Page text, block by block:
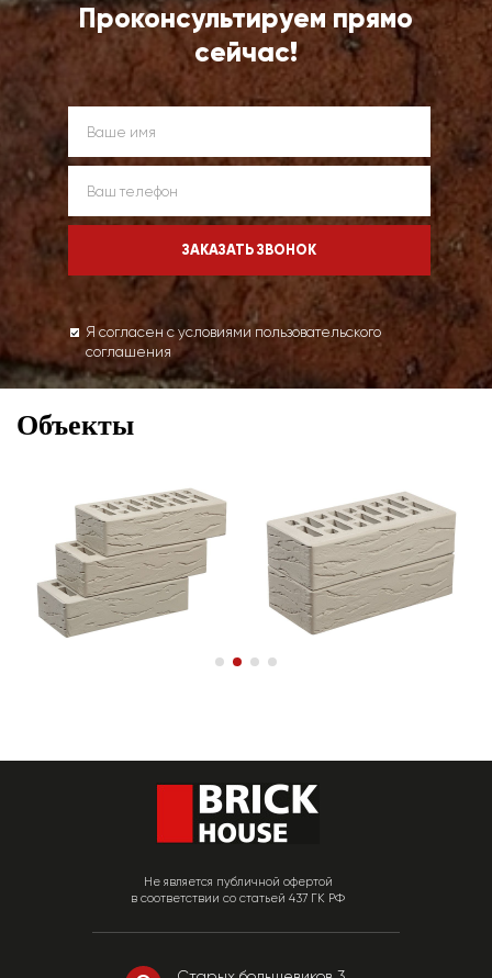
Проконсультируем прямо
сейчас!
Я согласен с условиями пользовательского
соглашения
Объекты
Не является публичной офертой
в соответствии со статьей 437 ГК РФ